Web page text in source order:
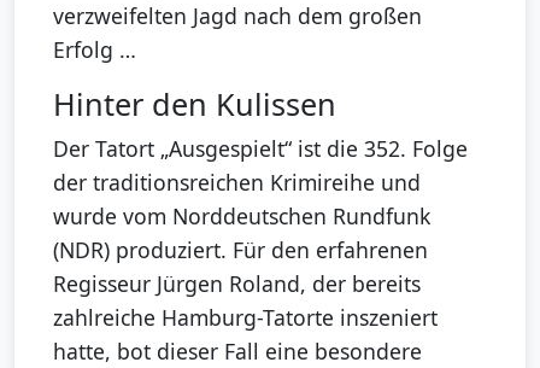
verzweifelten Jagd nach dem großen
Erfolg …
Hinter den Kulissen
Der Tatort „Ausgespielt“ ist die 352. Folge
der traditionsreichen Krimireihe und
wurde vom Norddeutschen Rundfunk
(NDR) produziert. Für den erfahrenen
Regisseur Jürgen Roland, der bereits
zahlreiche Hamburg-Tatorte inszeniert
hatte, bot dieser Fall eine besondere